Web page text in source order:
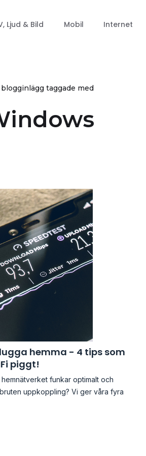
Ljud & Bild Mobil Internet
taggade med
hemma - 4 tips som
piggt!
hemnätverket funkar optimalt och
uppkoppling? Vi ger våra fyra